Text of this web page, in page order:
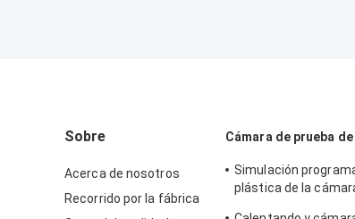
Sobre
Acerca de nosotros
Recorrido por la fábrica
Cámara de prueba
Simulación
plástica de la